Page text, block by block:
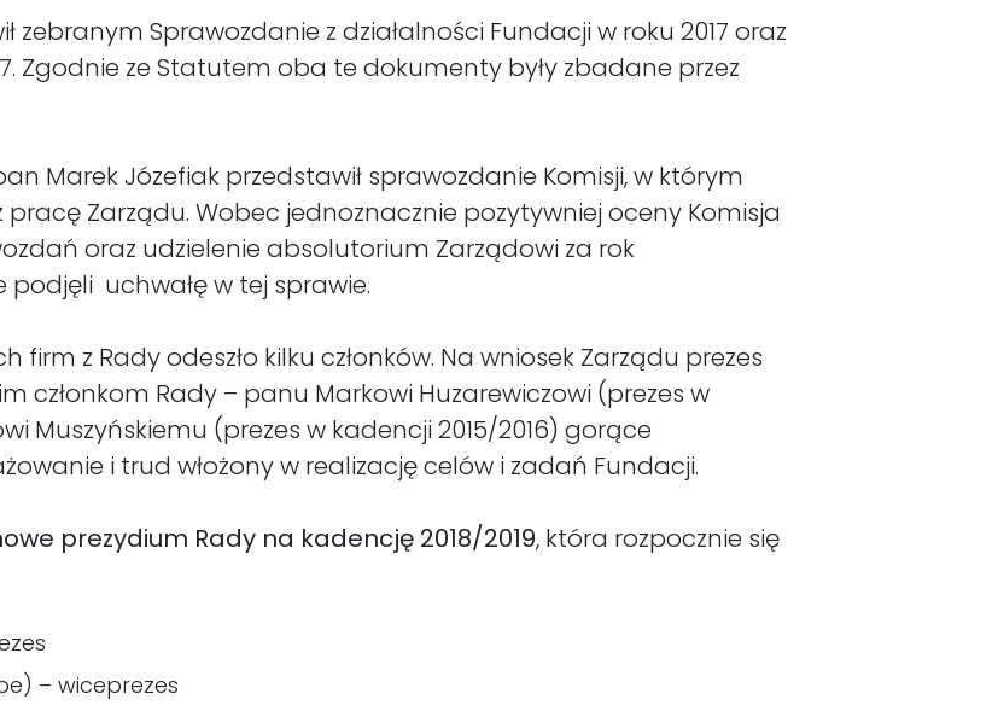
zebranym Sprawozdanie z działalności Fundacji w roku 2017 oraz
Zgodnie ze Statutem oba te dokumenty były zbadane przez
Marek Józefiak przedstawił sprawozdanie Komisji, w którym
Zarządu. Wobec jednoznacznie pozytywniej oceny Komisja
oraz udzielenie absolutorium Zarządowi za rok
podjęli uchwałę w tej sprawie.
firm z Rady odeszło kilku członków. Na wniosek Zarządu prezes
członkom Rady – panu Markowi Huzarewiczowi (prezes w
Muszyńskiemu (prezes w kadencji 2015/2016) gorące
i trud włożony w realizację celów i zadań Fundacji.
prezydium Rady na kadencję 2018/2019, która rozpocznie się
– wiceprezes